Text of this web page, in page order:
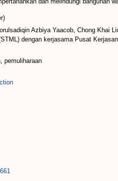
Azbiya Yaacob, Chong Khai
dengan kerjasama Pusat
pemuliharaan